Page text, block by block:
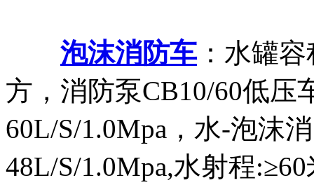
泡沫消防车：水罐容
方，消防泵CB10/60低压
60L/S/1.0Mpa，水-泡沫
48L/S/1.0Mpa,水射程